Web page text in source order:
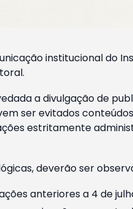
institucional do
a divulgação de
ser evitados
estritamente
deverão ser
anteriores a 4 de